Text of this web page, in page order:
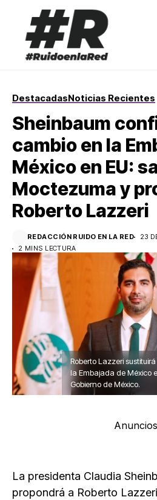
DestacadasNoticias Recientes
Sheinbaum
cambio en la
México en EU:
Moctezuma y
Roberto Lazzeri
REDACCIÓN RUIDO EN LA RED
23
2 MINS LECTURA
Roberto Lazzeri
la Embajada de México
Gobierno de México.
Anuncios
La presidenta Claudia
propondrá a Roberto